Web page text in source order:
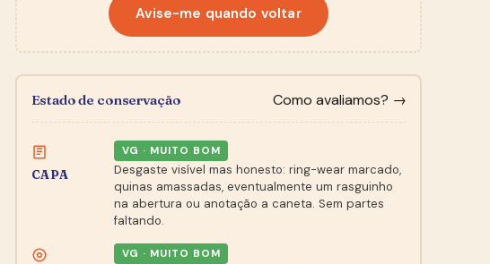
Avise-me quando voltar
Estado de conservação Como avaliamos? →
CAPA
VG · MUITO BOM
Desgaste visível mas honesto: ring-wear marcado,
quinas amassadas, eventualmente um rasguinho
na abertura ou anotação a caneta. Sem partes
faltando.
VG · MUITO BOM